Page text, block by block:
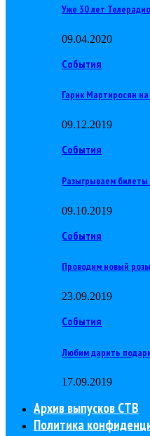
Уже 30 лет
09.04.2020
События
Гарик Мартиросян
09.12.2019
События
Разыгрываем
09.10.2019
События
Проводим новый
23.09.2019
События
Любим дарить
17.09.2019
Архив выпусков СТВ
Политика